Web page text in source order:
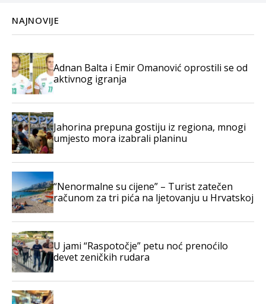
NAJNOVIJE
Adnan Balta i Emir Omanović oprostili se od
aktivnog igranja
Jahorina prepuna gostiju iz regiona, mnogi
umjesto mora izabrali planinu
“Nenormalne su cijene” – Turist zatečen
računom za tri pića na ljetovanju u Hrvatskoj
U jami “Raspotočje” petu noć prenoćilo
devet zeničkih rudara